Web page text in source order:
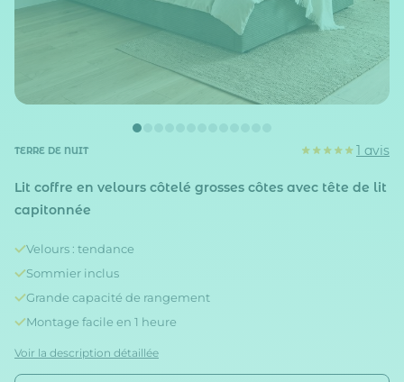
TERRE DE NUIT 1 avis
Lit coffre en velours côtelé grosses côtes avec tête de lit
capitonnée
Velours : tendance
Sommier inclus
Grande capacité de rangement
Montage facile en 1 heure
Voir la description détaillée